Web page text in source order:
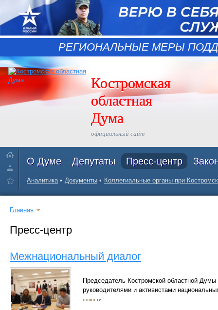
РЕГИОНАЛЬНЫЕ МЕРЫ
Костромская
областная
Дума
официальный сайт
О Думе Депутаты Пресс-центр
Аналитика Документы Коллегиальные органы при
Главная
Пресс-центр
Межнациональный диалог
Председатель Костромской областной
руководителями и активистами
новости